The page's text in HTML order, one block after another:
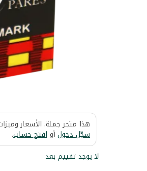
هذا متجر جملة. الأسعار
سجّل دخولأوافتح حساب.
لا يوجد تقييم بعد